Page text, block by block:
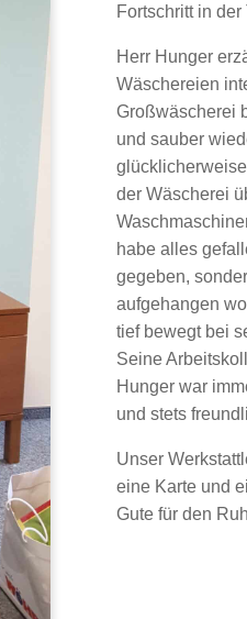
Fortschritt in
Herr Hunger
Wäschereien
Großwäscherei
und sauber
der Wäscherei
habe alles
gegeben,
aufgehangen
tief bewegt bei
Seine
Hunger war
und stets
Unser
eine Karte und
Gute für den